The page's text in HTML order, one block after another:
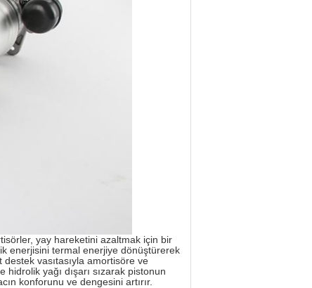
yay hareketini azaltmak için bir
enerjisini termal enerjiye dönüştürerek
vasıtasıyla amortisöre ve
yağı dışarı sızarak pistonun
konforunu ve dengesini artırır.